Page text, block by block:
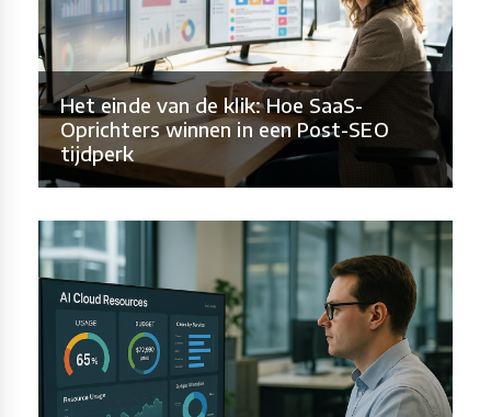
Het einde van de klik: Hoe SaaS-
Oprichters winnen in een Post-SEO
tijdperk